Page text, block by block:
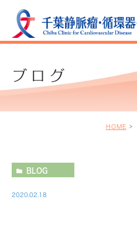
ブログ
HOME
BLOG
2020.02.18